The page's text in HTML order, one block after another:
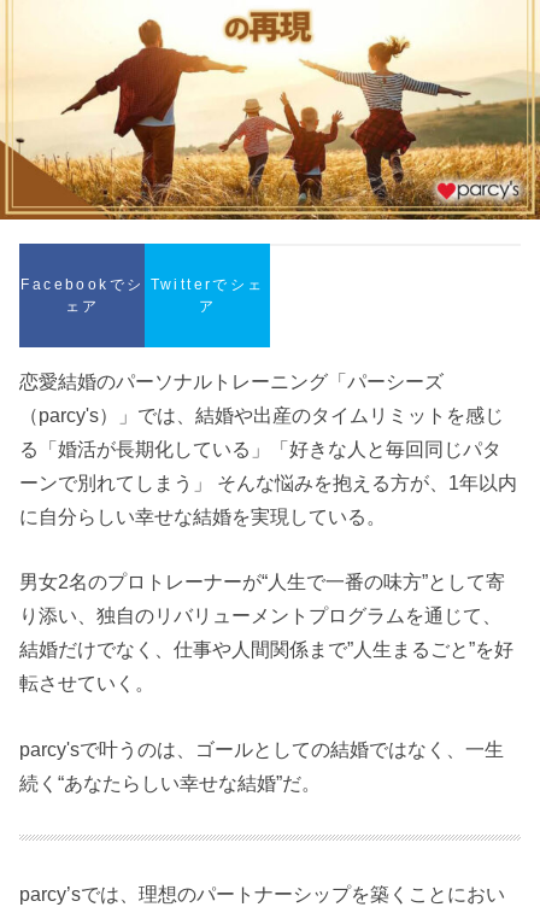
Facebookでシ
ェア
Twitterでシェ
ア
恋愛結婚のパーソナルトレーニング「パーシーズ
（parcy's）」では、結婚や出産のタイムリミットを感じ
る「婚活が長期化している」「好きな人と毎回同じパタ
ーンで別れてしまう」 そんな悩みを抱える方が、1年以内
に自分らしい幸せな結婚を実現している。
男女2名のプロトレーナーが“人生で一番の味方”として寄
り添い、独自のリバリューメントプログラムを通じて、
結婚だけでなく、仕事や人間関係まで”人生まるごと”を好
転させていく。
parcy'sで叶うのは、ゴールとしての結婚ではなく、一生
続く“あなたらしい幸せな結婚”だ。
parcy’sでは、理想のパートナーシップを築くことにおい